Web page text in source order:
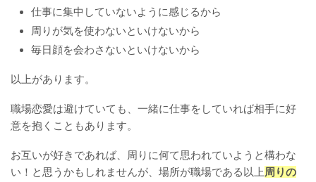
仕事に集中していないように感じるから
周りが気を使わないといけないから
毎日顔を会わさないといけないから
以上があります。
職場恋愛は避けていても、一緒に仕事をしていれば相手に好
意を抱くこともあります。
お互いが好きであれば、周りに何て思われていようと構わな
い！と思うかもしれませんが、場所が職場である以上周りの